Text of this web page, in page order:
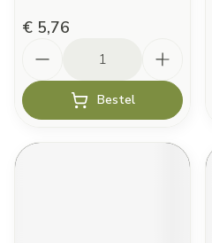
€ 5,76
Bestel